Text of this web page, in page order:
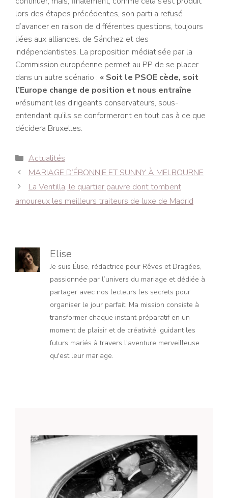
lors des étapes précédentes, son parti a refusé
d’avancer en raison de différentes questions, toujours
liées aux alliances. de Sánchez et des
indépendantistes. La proposition médiatisée par la
Commission européenne permet au PP de se placer
dans un autre scénario : « Soit le PSOE cède, soit
l’Europe change de position et nous entraîne
»résument les dirigeants conservateurs, sous-
entendant qu’ils se conformeront en tout cas à ce que
décidera Bruxelles.
Catégories
Actualités
Navigation
des
MARIAGE D’ÉBONNIE ET ​​SUNNY À MELBOURNE
La Ventilla, le quartier pauvre dont tombent
amoureux les meilleurs traiteurs de luxe de Madrid
Elise
Je suis Élise, rédactrice pour Rêves et Dragées,
passionnée par l’univers du mariage et dédiée à
partager avec nos lecteurs les secrets pour
organiser le jour parfait. Ma mission consiste à
transformer chaque instant préparatif en un
moment de plaisir et de créativité, guidant les
futurs mariés à travers l'aventure merveilleuse
qu'est leur mariage.